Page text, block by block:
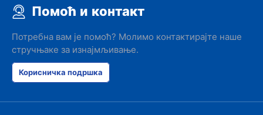
Помоћ и контакт
Потребна вам је помоћ? Молимо контактирајте наше
стручњаке за изнајмљивање.
Корисничка подршка